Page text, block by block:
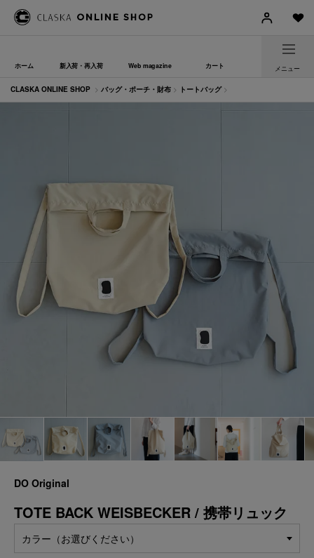
ホーム 新入荷・再入荷 Web magazine カート メニュー
CLASKA ONLINE SHOP > バッグ・ポーチ・財布 > トートバッグ>
DO Original
TOTE BACK WEISBECKER / 携帯リュック
カラー（お選びください）